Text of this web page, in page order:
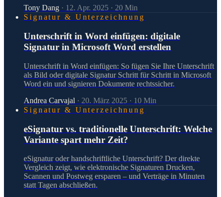
Tony Dang · 12. Apr. 2025 · 20 Min
Signatur & Unterzeichnung
Unterschrift in Word einfügen: digitale
Signatur in Microsoft Word erstellen
Unterschrift in Word einfügen: So fügen Sie Ihre Unterschrift
als Bild oder digitale Signatur Schritt für Schritt in Microsoft
Word ein und signieren Dokumente rechtssicher.
Andrea Carvajal · 20. März 2025 · 10 Min
Signatur & Unterzeichnung
eSignatur vs. traditionelle Unterschrift: Welche
Variante spart mehr Zeit?
eSignatur oder handschriftliche Unterschrift? Der direkte
Vergleich zeigt, wie elektronische Signaturen Drucken,
Scannen und Postweg ersparen – und Verträge in Minuten
statt Tagen abschließen.